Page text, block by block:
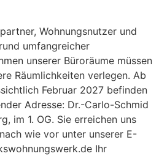
Wohnungsnutzer und
umfangreicher
unserer Büroräume müssen
Räumlichkeiten verlegen. Ab
Februar 2027 befinden
Adresse: Dr.-Carlo-Schmid
im 1. OG. Sie erreichen uns
wie vor unter unserer E-
Ihr